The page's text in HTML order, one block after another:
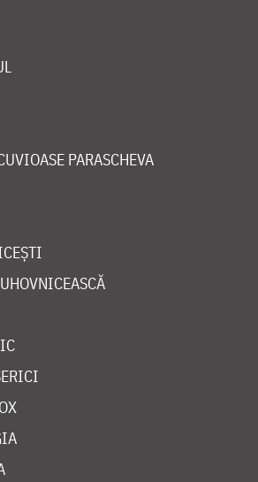
PARASCHEVA